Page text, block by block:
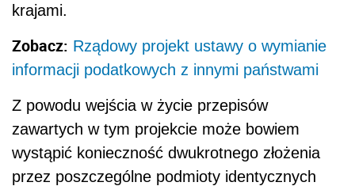
krajami.
Zobacz: Rządowy projekt ustawy o wymianie
informacji podatkowych z innymi państwami
Z powodu wejścia w życie przepisów
zawartych w tym projekcie może bowiem
wystąpić konieczność dwukrotnego złożenia
przez poszczególne podmioty identycznych